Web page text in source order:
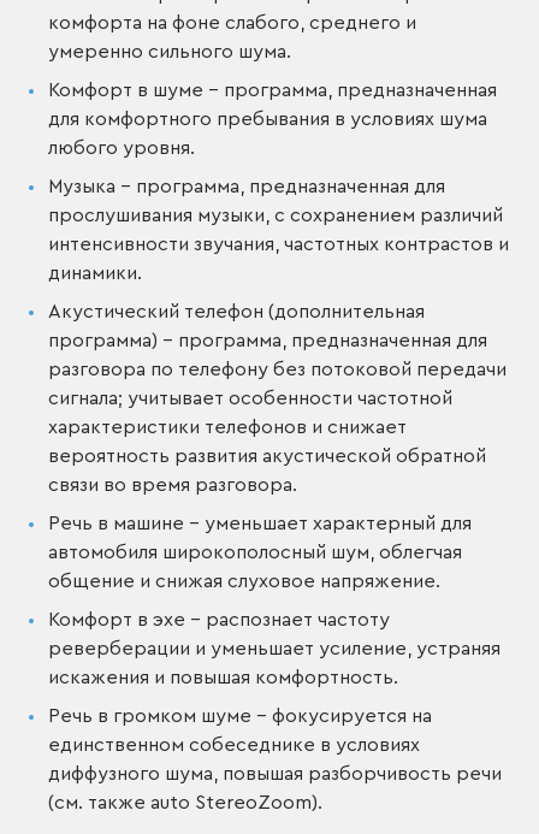
комфорта на фоне слабого, среднего и
умеренно сильного шума.
Комфорт в шуме – программа, предназначенная
для комфортного пребывания в условиях шума
любого уровня.
Музыка – программа, предназначенная для
прослушивания музыки, с сохранением различий
интенсивности звучания, частотных контрастов и
динамики.
Акустический телефон (дополнительная
программа) – программа, предназначенная для
разговора по телефону без потоковой передачи
сигнала; учитывает особенности частотной
характеристики телефонов и снижает
вероятность развития акустической обратной
связи во время разговора.
Речь в машине – уменьшает характерный для
автомобиля широкополосный шум, облегчая
общение и снижая слуховое напряжение.
Комфорт в эхе – распознает частоту
реверберации и уменьшает усиление, устраняя
искажения и повышая комфортность.
Речь в громком шуме – фокусируется на
единственном собеседнике в условиях
диффузного шума, повышая разборчивость речи
(см. также auto StereoZoom).